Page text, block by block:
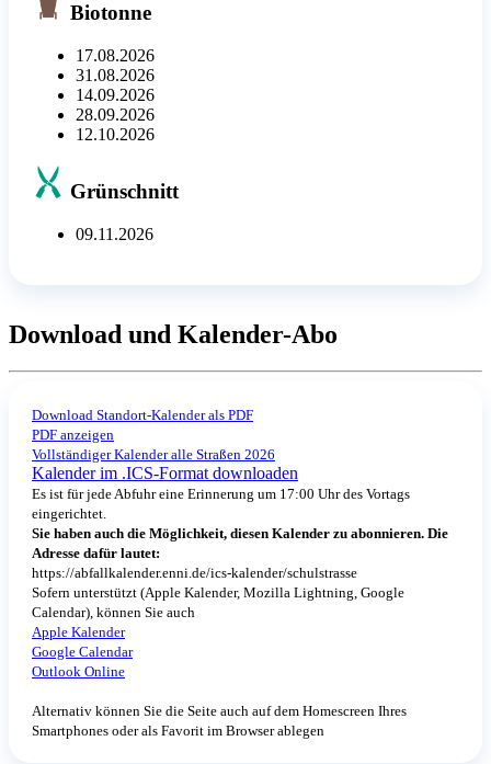
Biotonne
17.08.2026
31.08.2026
14.09.2026
28.09.2026
12.10.2026
Grünschnitt
09.11.2026
Download und Kalender-Abo
Download Standort-Kalender als PDF
PDF anzeigen
Vollständiger Kalender alle Straßen 2026
Kalender im .ICS-Format downloaden
Es ist für jede Abfuhr eine Erinnerung um 17:00 Uhr des Vortags
eingerichtet.
Sie haben auch die Möglichkeit, diesen Kalender zu abonnieren. Die
Adresse dafür lautet:
https://abfallkalender.enni.de/ics-kalender/schulstrasse
Sofern unterstützt (Apple Kalender, Mozilla Lightning, Google
Calendar), können Sie auch
Apple Kalender
Google Calendar
Outlook Online
Alternativ können Sie die Seite auch auf dem Homescreen Ihres
Smartphones oder als Favorit im Browser ablegen